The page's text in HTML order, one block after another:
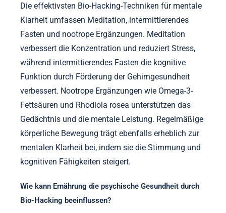
Die effektivsten Bio-Hacking-Techniken für mentale
Klarheit umfassen Meditation, intermittierendes
Fasten und nootrope Ergänzungen. Meditation
verbessert die Konzentration und reduziert Stress,
während intermittierendes Fasten die kognitive
Funktion durch Förderung der Gehirngesundheit
verbessert. Nootrope Ergänzungen wie Omega-3-
Fettsäuren und Rhodiola rosea unterstützen das
Gedächtnis und die mentale Leistung. Regelmäßige
körperliche Bewegung trägt ebenfalls erheblich zur
mentalen Klarheit bei, indem sie die Stimmung und
kognitiven Fähigkeiten steigert.
Wie kann Ernährung die psychische Gesundheit durch
Bio-Hacking beeinflussen?